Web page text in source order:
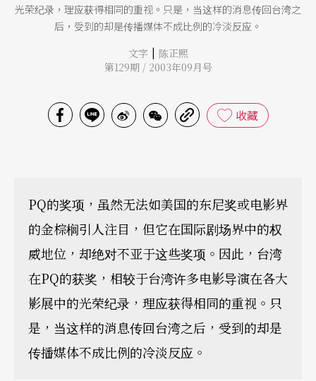
光荣纪录，理应获得相同的重视。只是，当这样的消息传回台湾之
后，受到的却是传播媒体不成比例的冷淡反应。
文字 | 陈正熙
第129期 / 2003年09月号
收藏
PQ的奖项，虽然无法如美国的东尼奖或电影界
的金棕榈引人注目，但它在国际剧场界中的权
威地位，却绝对不亚于这些奖项。因此，台湾
在PQ的获奖，相较于台湾许多电影导演在各大
影展中的光荣纪录，理应获得相同的重视。只
是，当这样的消息传回台湾之后，受到的却是
传播媒体不成比例的冷淡反应。